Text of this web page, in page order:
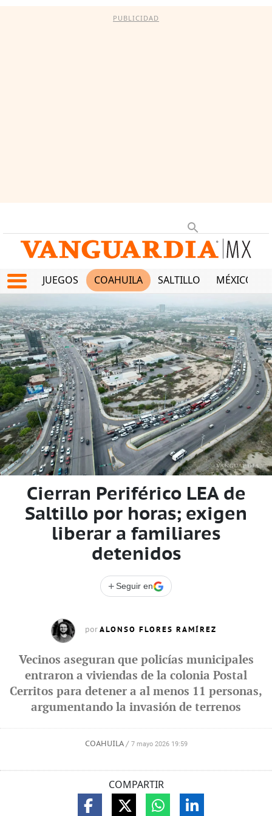
PUBLICIDAD
JUEGOS COAHUILA SALTILLO MÉXICO
Cierran Periférico LEA de
Saltillo por horas; exigen
liberar a familiares
detenidos
+ Seguir en
porALONSO FLORES RAMÍREZ
Vecinos aseguran que policías municipales
entraron a viviendas de la colonia Postal
Cerritos para detener a al menos 11 personas,
argumentando la invasión de terrenos
COAHUILA / 7 mayo 2026 19:59
COMPARTIR